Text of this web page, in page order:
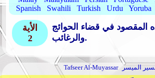
Spanish
Swahili Turkish Urdu Yoruba
الأية
2
المقصود في قضاء الحوائج
والرغائب.
Tafseer Al-Muyassar الميسر